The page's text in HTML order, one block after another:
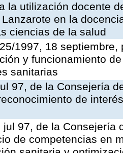
la utilización docente
en la
ciencias de la salud
1997, 18
y funcionamiento
sanitarias
97, de la Consejería
de
jul 97, de la Consejería
de competencias en